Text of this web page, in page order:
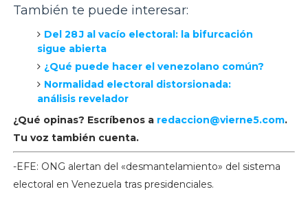
También te puede interesar:
Del 28 J al vacío electoral: la bifurcación
sigue abierta
¿Qué puede hacer el venezolano común?
Normalidad electoral distorsionada:
análisis revelador
¿Qué opinas? Escríbenos a redaccion@vierne5.com.
Tu voz también cuenta.
-EFE: ONG alertan del «desmantelamiento» del sistema
electoral en Venezuela tras presidenciales.